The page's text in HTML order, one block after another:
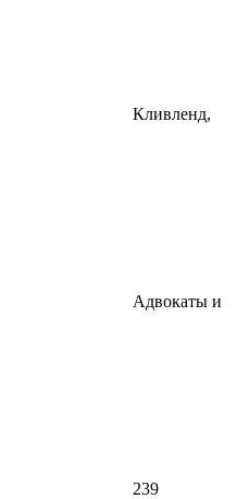
Кливленд,
Адвокаты и
239